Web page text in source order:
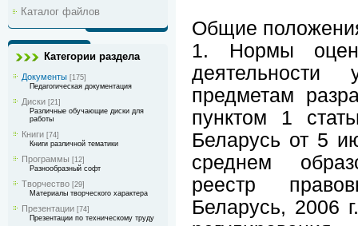
Каталог файлов
Категории раздела
Документы [175]
Педагогическая документация
Диски [21]
Различные обучающие диски для
работы
Книги [74]
Книги различной тематики
Программы [12]
Разнообразный софт
Творчество [29]
Материалы творческого характера
Презентации [74]
Презентации по техническому труду
Общие
1. Нормы
предметам
пунктом 1
Беларусь от 5
среднем
реестр
Беларусь, 2006